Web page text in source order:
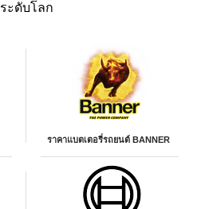
ระดับโลก
ราคาแบตเตอรี่รถยนต์ BANNER